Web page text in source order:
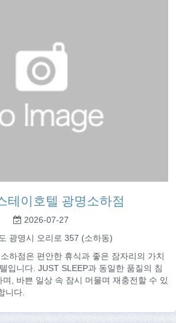
테이호텔 광명소하점
2026-07-27
광명시 오리로 357 (소하동)
하점은 편안한 휴식과 좋은 잠자리의 가치
입니다. JUST SLEEP과 동일한 품질의 침
, 바쁜 일상 속 잠시 머물며 재충전할 수 있
니다.